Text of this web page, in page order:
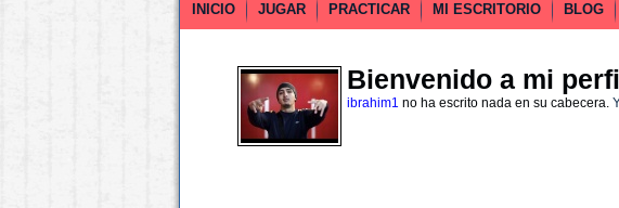
INICIO JUGAR PRACTICAR MI ESCRITORIO BLOG
Bienvenido a mi
ibrahim1 no ha escrito nada en su cabecera.